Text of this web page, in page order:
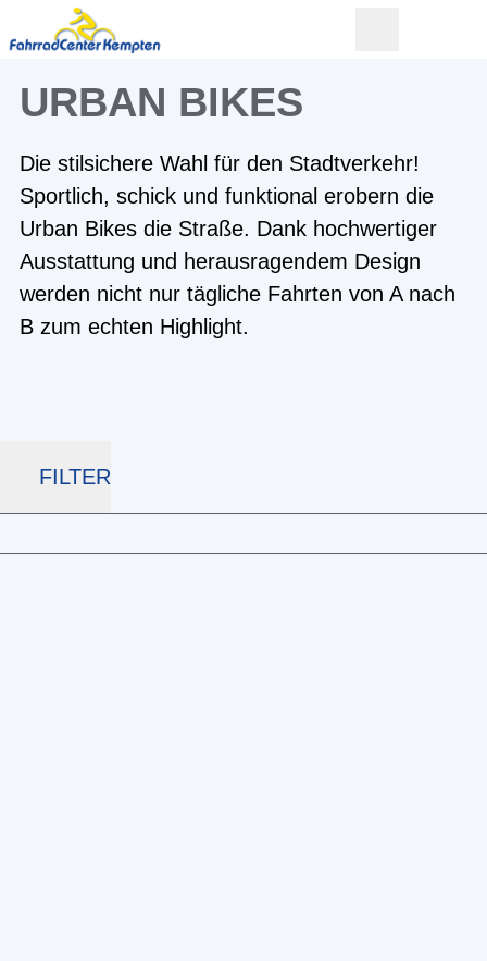
URBAN BIKES
Die stilsichere Wahl für den Stadtverkehr!
Sportlich, schick und funktional erobern die
Urban Bikes die Straße. Dank hochwertiger
Ausstattung und herausragendem Design
werden nicht nur tägliche Fahrten von A nach
B zum echten Highlight.
FILTER